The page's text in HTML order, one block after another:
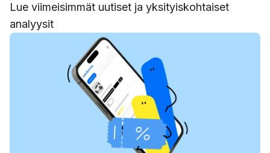
Lue viimeisimmät uutiset ja yksityiskohtaiset
analyysit